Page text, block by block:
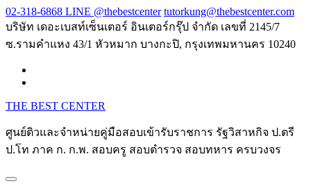
Skip
to
02-318-6868 LINE @thebestcenter tutorkung@thebestcenter.com
บริษัท เดอะเบสท์เซ็นเตอร์ อินเตอร์กรุ๊ป จำกัด เลขที่ 2145/7
ซ.รามคำแหง 43/1 หัวหมาก บางกะปิ, กรุงเทพมหานคร 10240
THE BEST CENTER
ศูนย์ติวและจำหน่ายคู่มือสอบเข้ารับราชการ รัฐวิสาหกิจ ป.ตรี
ป.โท ภาค ก. ก.พ. สอบครู สอบตำรวจ สอบทหาร ครบวงจร